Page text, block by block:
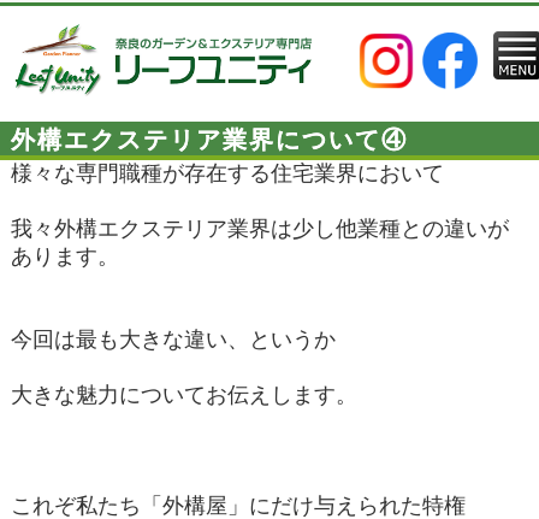
外構エクステリア業界について④
様々な専門職種が存在する住宅業界において
我々外構エクステリア業界は少し他業種との違いが
あります。
今回は最も大きな違い、というか
大きな魅力についてお伝えします。
これぞ私たち「外構屋」にだけ与えられた特権